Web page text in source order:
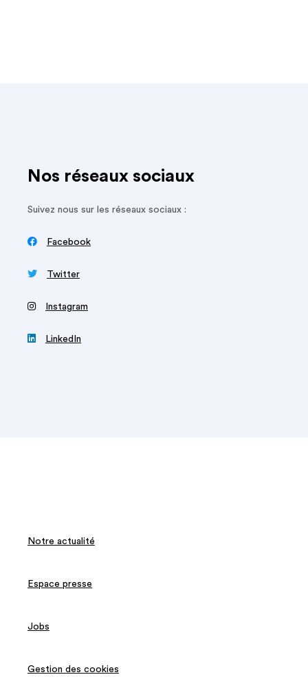
Nos réseaux sociaux
Suivez nous sur les réseaux sociaux :
 Facebook
 Twitter
‍ Instagram
 LinkedIn
Notre actualité
Espace presse
Jobs
Gestion des cookies